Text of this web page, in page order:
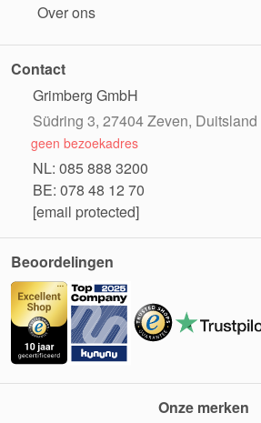
Over ons
Contact
Grimberg GmbH
Südring 3, 27404 Zeven, Duitsland
geen bezoekadres
NL: 085 888 3200
BE: 078 48 12 70
[email protected]
Beoordelingen
Onze merken